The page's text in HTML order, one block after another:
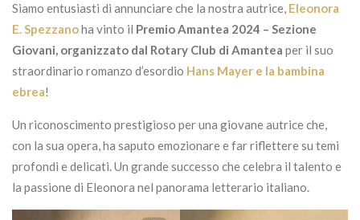
Siamo entusiasti di annunciare che la nostra autrice, Eleonora
E. Spezzanoha vinto il Premio Amantea 2024 – Sezione
Giovani, organizzato dal Rotary Club di Amantea per il suo
straordinario romanzo d’esordio Hans Mayer e la bambina
ebrea!
Un riconoscimento prestigioso per una giovane autrice che,
con la sua opera, ha saputo emozionare e far riflettere su temi
profondi e delicati. Un grande successo che celebra il talento e
la passione di Eleonora nel panorama letterario italiano.